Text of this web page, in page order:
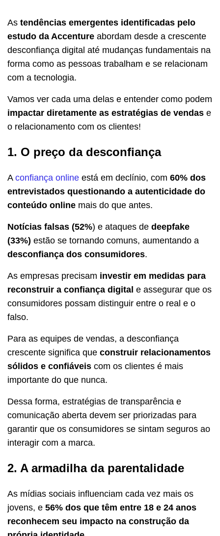
As tendências emergentes identificadas pelo
estudo da Accenture abordam desde a crescente
desconfiança digital até mudanças fundamentais na
forma como as pessoas trabalham e se relacionam
com a tecnologia.
Vamos ver cada uma delas e entender como podem
impactar diretamente as estratégias de vendas e
o relacionamento com os clientes!
1. O preço da desconfiança
A confiança online está em declínio, com 60% dos
entrevistados questionando a autenticidade do
conteúdo online mais do que antes.
Notícias falsas (52%) e ataques de deepfake
(33%) estão se tornando comuns, aumentando a
desconfiança dos consumidores.
As empresas precisam investir em medidas para
reconstruir a confiança digital e assegurar que os
consumidores possam distinguir entre o real e o
falso.
Para as equipes de vendas, a desconfiança
crescente significa que construir relacionamentos
sólidos e confiáveis com os clientes é mais
importante do que nunca.
Dessa forma, estratégias de transparência e
comunicação aberta devem ser priorizadas para
garantir que os consumidores se sintam seguros ao
interagir com a marca.
2. A armadilha da parentalidade
As mídias sociais influenciam cada vez mais os
jovens, e 56% dos que têm entre 18 e 24 anos
reconhecem seu impacto na construção da